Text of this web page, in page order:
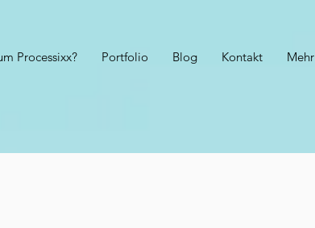
Processixx? Portfolio Blog Kontakt Mehr